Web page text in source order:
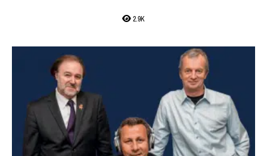
2.9K